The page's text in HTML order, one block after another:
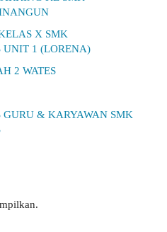
X SMK
UNIT 1 (LORENA)
2 WATES
& KARYAWAN SMK